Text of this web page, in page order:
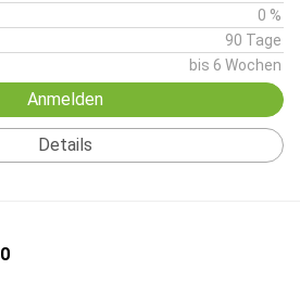
0 %
90 Tage
bis 6 Wochen
Anmelden
Details